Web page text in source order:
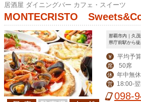
居酒屋 ダイニングバー カフェ・スイーツ
MONTECRISTO
那覇市内｜久
県庁前駅から
￥ 平均予
席 50席
休 年中無休
営 18:00-
098-